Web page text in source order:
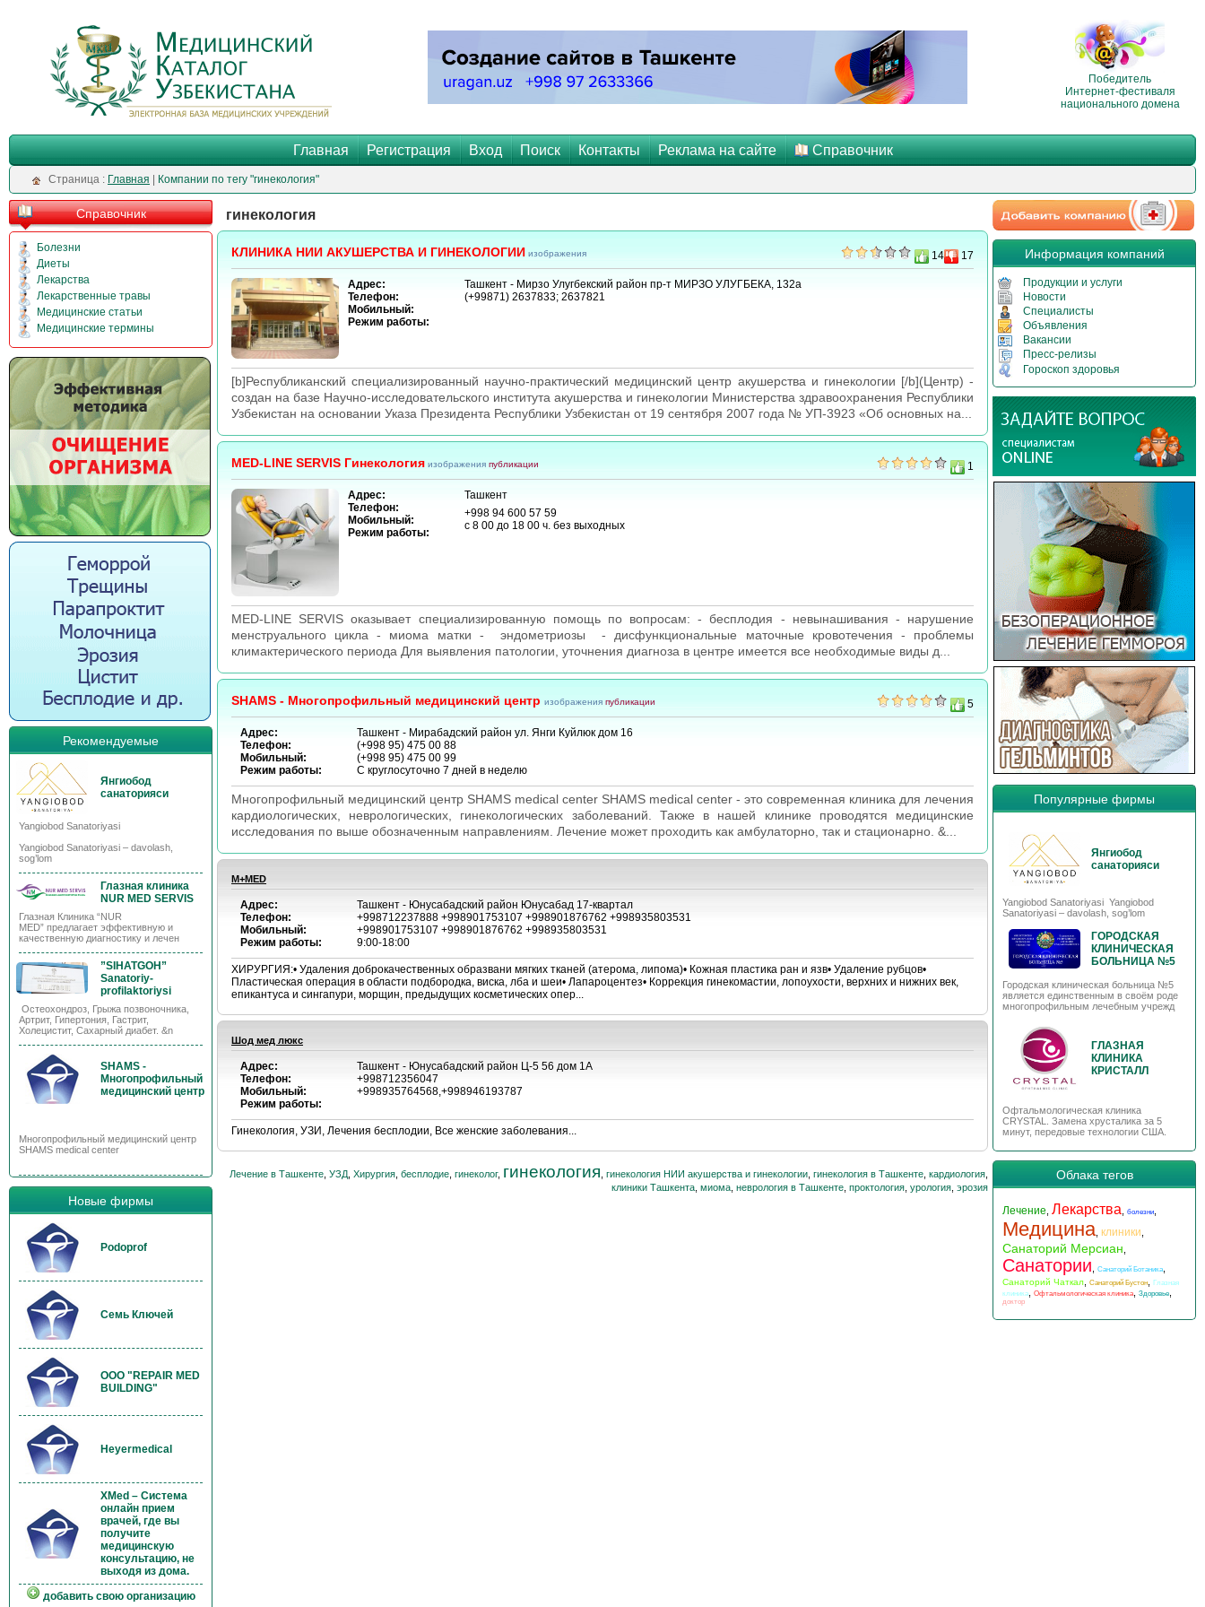
Победитель
Интернет-фестиваля
национального домена
Главная Регистрация Вход Поиск Контакты Реклама на сайте Справочник
Cтраница : Главная Компании по тегу "гинекология"
Справочник
Болезни
Диеты
Лекарства
Лекарственные травы
Медицинские статьи
Медицинские термины
Рекомендуемые
Янгиобод
санаторияси
Yangiobod Sanatoriyasi
Yangiobod Sanatoriyasi – davolash,
sog’lom
Глазная клиника
NUR MED SERVIS
Глазная Клиника “NUR
MED” предлагает эффективную и
качественную диагностику и лечен
”SIHATGOH”
Sanatoriy-
profilaktoriysi
Остеохондроз, Грыжа позвоночника,
Артрит, Гипертония, Гастрит,
Холецистит, Сахарный диабет. &n
SHAMS -
Многопрофильный
медицинский центр
Многопрофильный медицинский центр
SHAMS medical center
Новые фирмы
Podoprof
Семь Ключей
OOO "REPAIR MED
BUILDING"
Heyermedical
XMed – Система
онлайн прием
врачей, где вы
получите
медицинскую
консультацию, не
выходя из дома.
добавить свою организацию
гинекология
КЛИНИКА НИИ АКУШЕРСТВА И ГИНЕКОЛОГИИ изображения 14 17
Адрес:
Телефон:
Мобильный:
Режим работы:
Ташкент - Мирзо Улугбекский район пр-т МИРЗО УЛУГБЕКА, 132а
(+99871) 2637833; 2637821
[b]Республиканский специализированный научно-практический медицинский центр акушерства и гинекологии [/b](Центр) -
создан на базе Научно-исследовательского института акушерства и гинекологии Министерства здравоохранения Республики
Узбекистан на основании Указа Президента Республики Узбекистан от 19 сентября 2007 года № УП-3923 «Об основных на...
MED-LINE SERVIS Гинекология изображения публикации 1
Адрес:
Телефон:
Мобильный:
Режим работы:
Ташкент
+998 94 600 57 59
с 8 00 до 18 00 ч. без выходных
MED-LINE SERVIS оказывает специализированную помощь по вопросам: - бесплодия - невынашивания - нарушение
менструального цикла - миома матки - эндометриозы - дисфункциональные маточные кровотечения - проблемы
климактерического периода Для выявления патологии, уточнения диагноза в центре имеется все необходимые виды д...
SHAMS - Многопрофильный медицинский центр изображения публикации 5
Адрес:
Телефон:
Мобильный:
Режим работы:
Ташкент - Мирабадский район ул. Янги Куйлюк дом 16
(+998 95) 475 00 88
(+998 95) 475 00 99
С круглосуточно 7 дней в неделю
Многопрофильный медицинский центр SHAMS medical center SHAMS medical center - это современная клиника для лечения
кардиологических, неврологических, гинекологических заболеваний. Также в нашей клинике проводятся медицинские
исследования по выше обозначенным направлениям. Лечение может проходить как амбулаторно, так и стационарно. &...
M+MED
Адрес:
Телефон:
Мобильный:
Режим работы:
Ташкент - Юнусабадский район Юнусабад 17-квартал
+998712237888 +998901753107 +998901876762 +998935803531
+998901753107 +998901876762 +998935803531
9:00-18:00
ХИРУРГИЯ:• Удаления доброкачественных образвани мягких тканей (атерома, липома)• Кожная пластика ран и язв• Удаление рубцов•
Пластическая операция в области подбородка, виска, лба и шеи• Лапароцентез• Коррекция гинекомастии, лопоухости, верхних и нижних век,
епикантуса и сингапури, морщин, предыдущих косметических опер...
Шод мед люкс
Адрес:
Телефон:
Мобильный:
Режим работы:
Ташкент - Юнусабадский район Ц-5 56 дом 1А
+998712356047
+998935764568,+998946193787
Гинекология, УЗИ, Лечения бесплодии, Все женские заболевания...
Лечение в Ташкенте УЗД Хирургия бесплодие гинеколог, гинекология гинекология НИИ акушерства и гинекологии гинекология в Ташкенте кардиология
клиники Ташкента миома неврология в Ташкенте проктология урология эрозия
Информация компаний
Продукции и услуги
Новости
Специалисты
Объявления
Вакансии
Пресс-релизы
Гороскоп здоровья
Популярные фирмы
Янгиобод
санаторияси
Yangiobod Sanatoriyasi Yangiobod
Sanatoriyasi – davolash, sog’lom
ГОРОДСКАЯ
КЛИНИЧЕСКАЯ
БОЛЬНИЦА №5
Городская клиническая больница №5
является единственным в своём роде
многопрофильным лечебным учрежд
ГЛАЗНАЯ
КЛИНИКА
КРИСТАЛЛ
Офтальмологическая клиника
CRYSTAL. Замена хрусталика за 5
минут, передовые технологии США.
Облака тегов
Лечение Лекарства болезни
Медицина клиники
Санаторий Мерсиан
Санатории Санаторий Ботаника
Санаторий Чаткал Санаторий Бустон
Глазная
клиника
Офтальмологическая клиника Здоровье
доктор